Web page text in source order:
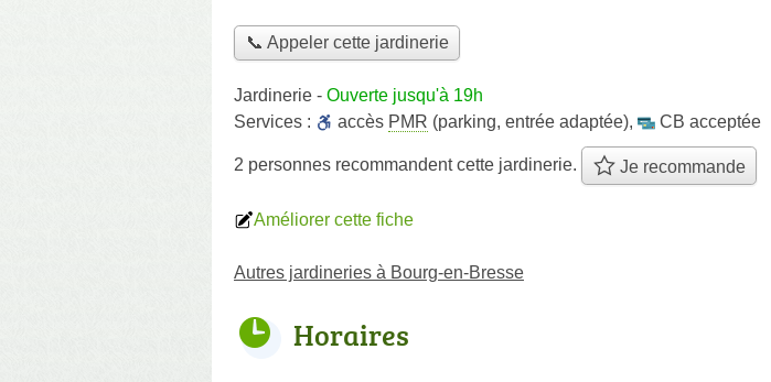
📞 Appeler cette jardinerie
Jardinerie - Ouverte jusqu'à 19h
Services :
accès PMR (parking, entrée adaptée), CB acceptée
2 personnes recommandentcette jardinerie. Je recommande
Améliorer cette fiche
Autres jardineries à Bourg-en-Bresse
Horaires